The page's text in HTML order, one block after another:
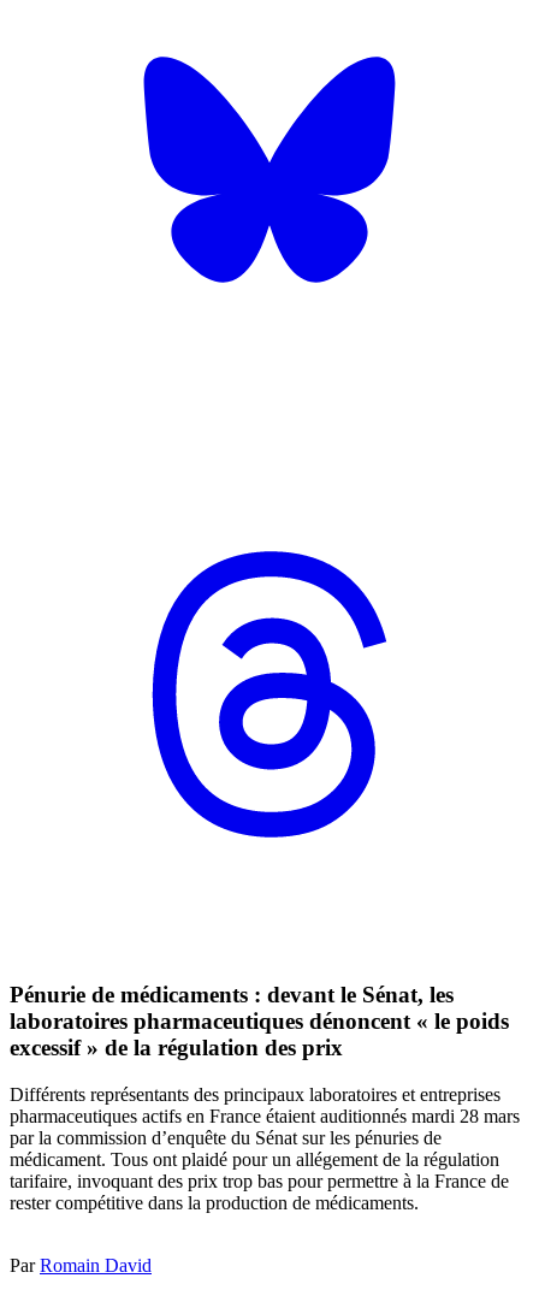
Pénurie de médicaments : devant le Sénat, les
laboratoires pharmaceutiques dénoncent « le poids
excessif » de la régulation des prix
Différents représentants des principaux laboratoires et entreprises
pharmaceutiques actifs en France étaient auditionnés mardi 28 mars
par la commission d’enquête du Sénat sur les pénuries de
médicament. Tous ont plaidé pour un allégement de la régulation
tarifaire, invoquant des prix trop bas pour permettre à la France de
rester compétitive dans la production de médicaments.
ParRomain David